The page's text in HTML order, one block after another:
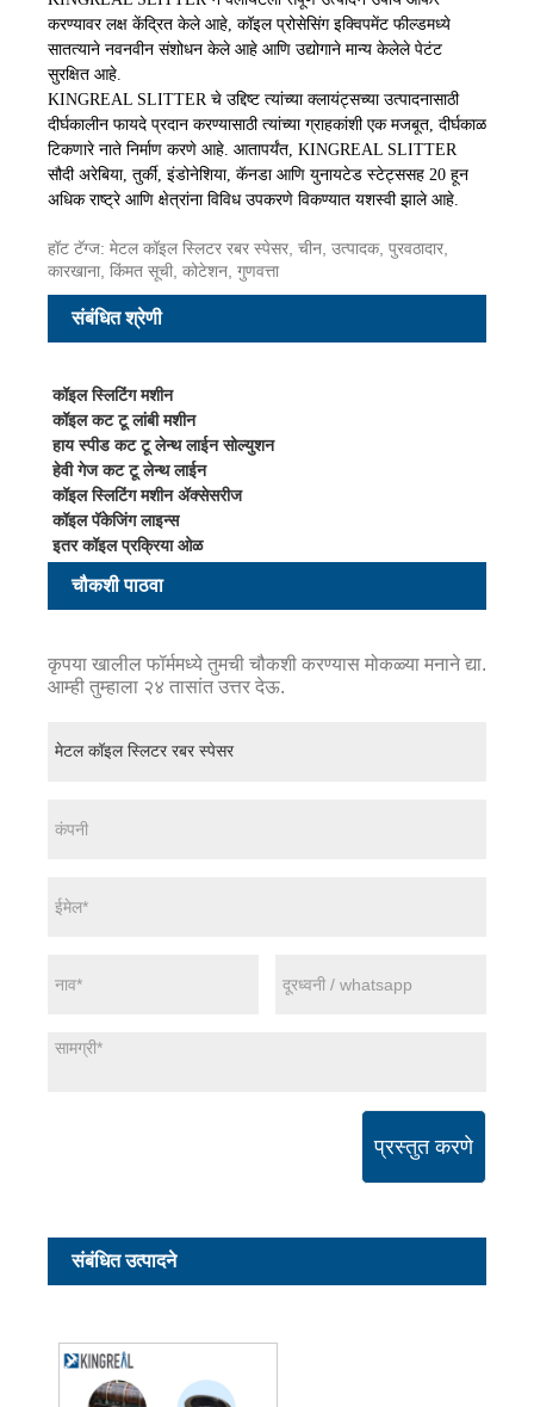
करण्यावर लक्ष केंद्रित केले आहे, कॉइल प्रोसेसिंग इक्विपमेंट फील्डमध्ये
सातत्याने नवनवीन संशोधन केले आहे आणि उद्योगाने मान्य केलेले पेटंट
सुरक्षित आहे.
KINGREAL SLITTER चे उद्दिष्ट त्यांच्या क्लायंट्सच्या उत्पादनासाठी
दीर्घकालीन फायदे प्रदान करण्यासाठी त्यांच्या ग्राहकांशी एक मजबूत, दीर्घकाळ
टिकणारे नाते निर्माण करणे आहे. आतापर्यंत, KINGREAL SLITTER
सौदी अरेबिया, तुर्की, इंडोनेशिया, कॅनडा आणि युनायटेड स्टेट्ससह 20 हून
अधिक राष्ट्रे आणि क्षेत्रांना विविध उपकरणे विकण्यात यशस्वी झाले आहे.
हॉट टॅग्ज: मेटल कॉइल स्लिटर रबर स्पेसर, चीन, उत्पादक, पुरवठादार,
कारखाना, किंमत सूची, कोटेशन, गुणवत्ता
संबंधित श्रेणी
कॉइल स्लिटिंग मशीन
कॉइल कट टू लांबी मशीन
हाय स्पीड कट टू लेन्थ लाईन सोल्युशन
हेवी गेज कट टू लेन्थ लाईन
कॉइल स्लिटिंग मशीन ॲक्सेसरीज
कॉइल पॅकेजिंग लाइन्स
इतर कॉइल प्रक्रिया ओळ
चौकशी पाठवा
कृपया खालील फॉर्ममध्ये तुमची चौकशी करण्यास मोकळ्या मनाने द्या.
आम्ही तुम्हाला २४ तासांत उत्तर देऊ.
प्रस्तुत करणे
संबंधित उत्पादने